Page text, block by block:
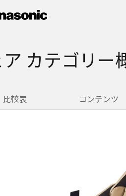
カテゴリー
比較表 コンテンツ